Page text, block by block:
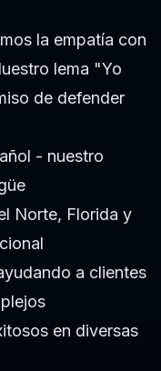
la empatía con
lema "Yo
de defender
- nuestro
Norte, Florida y
a clientes
en diversas